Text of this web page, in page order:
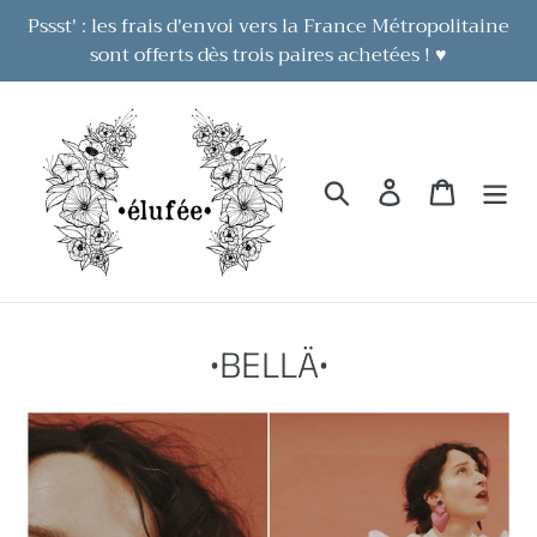
PasserPssst' : les frais d'envoi vers la France Métropolitaine
sont offerts dès trois paires achetées ! ♥
RechercherSe connecter
Panier
C
o
l
l
•BELLÄ•